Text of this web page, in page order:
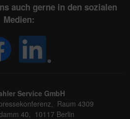
auch gerne in den sozialen
Medien:
Service GmbH
Raum 4309
40, 10117 Berlin